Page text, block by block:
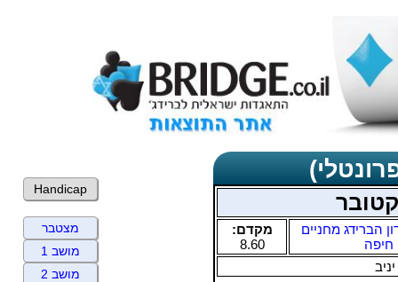
הברידג מחניים
חיפה
מקדם:
8.60
Handicap
מצטבר
מושב 1
מושב 2